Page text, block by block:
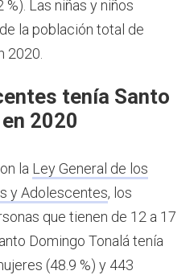
%). Las niñas y niños
la población total de
2020.
tenía Santo
2020
la Ley General de los
y Adolescentes, los
que tienen de 12 a 17
Domingo Tonalá tenía
(48.9 %) y 443